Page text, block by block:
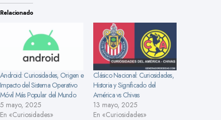
Relacionado
Android: Curiosidades, Origen e
Impacto del Sistema Operativo
Móvil Más Popular del Mundo
5 mayo, 2025
En «Curiosidades»
Clásico Nacional: Curiosidades,
Historia y Significado del
América vs Chivas
13 mayo, 2025
En «Curiosidades»